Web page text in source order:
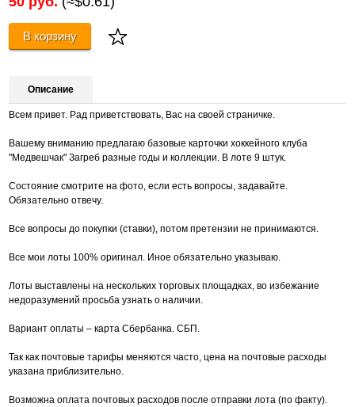
В корзину
Описание
Всем привет. Рад приветствовать, Вас на своей страничке.
Вашему вниманию предлагаю базовые карточки хоккейного клуба
"Медвешчак" Загреб разные годы и коллекции. В лоте 9 штук.
Состояние смотрите на фото, если есть вопросы, задавайте.
Обязательно отвечу.
Все вопросы до покупки (ставки), потом претензии не принимаются.
Все мои лоты 100% оригинал. Иное обязательно указываю.
Лоты выставлены на нескольких торговых площадках, во избежание
недоразумений просьба узнать о наличии.
Вариант оплаты – карта Сбербанка. СБП.
Так как почтовые тарифы меняются часто, цена на почтовые расходы
указана приблизительно.
Возможна оплата почтовых расходов после отправки лота (по факту).